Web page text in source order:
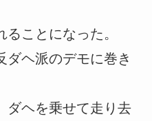
ことになった。
ダヘ派のデモに巻き
ダヘを乗せて走り去